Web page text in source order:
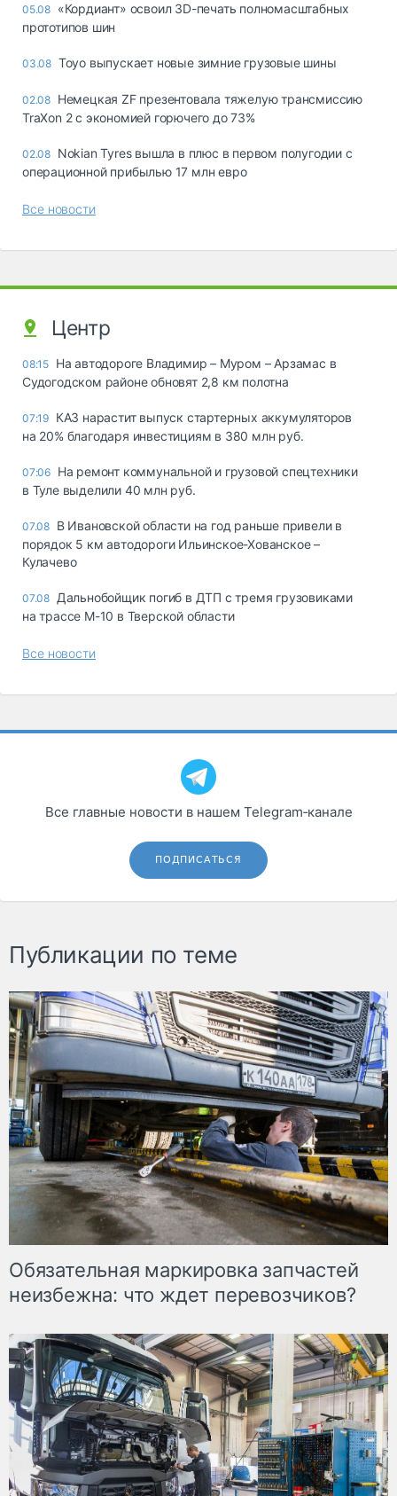
05.08 «Кордиант» освоил 3D-печать полномасштабных
прототипов шин
03.08 Toyo выпускает новые зимние грузовые шины
02.08 Немецкая ZF презентовала тяжелую трансмиссию
TraXon 2 с экономией горючего до 73%
02.08 Nokian Tyres вышла в плюс в первом полугодии с
операционной прибылью 17 млн евро
Все новости
Центр
08:15 На автодороге Владимир – Муром – Арзамас в
Судогодском районе обновят 2,8 км полотна
07:19 КАЗ нарастит выпуск стартерных аккумуляторов
на 20% благодаря инвестициям в 380 млн руб.
07:06 На ремонт коммунальной и грузовой спецтехники
в Туле выделили 40 млн руб.
07.08 В Ивановской области на год раньше привели в
порядок 5 км автодороги Ильинское-Хованское –
Кулачево
07.08 Дальнобойщик погиб в ДТП с тремя грузовиками
на трассе М-10 в Тверской области
Все новости
Все главные новости в нашем Telegram‑канале
ПОДПИСАТЬСЯ
Публикации по теме
Обязательная маркировка запчастей
неизбежна: что ждет перевозчиков?